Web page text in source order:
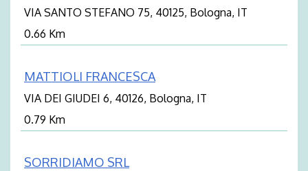
VIA SANTO STEFANO 75, 40125, Bologna, IT
0.66 Km
MATTIOLI FRANCESCA
VIA DEI GIUDEI 6, 40126, Bologna, IT
0.79 Km
SORRIDIAMO SRL